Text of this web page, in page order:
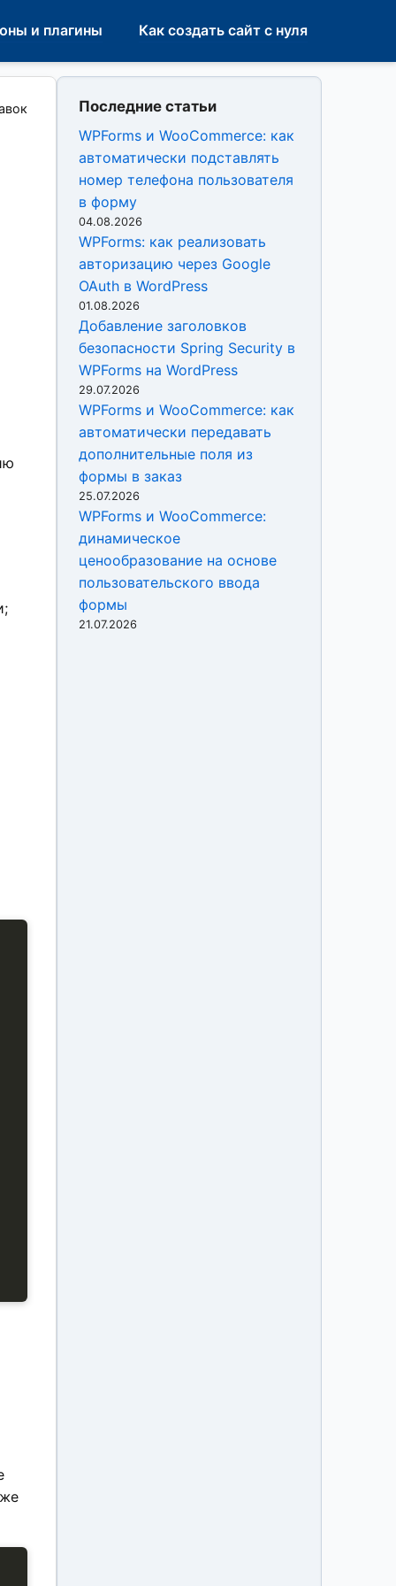
и плагины Как создать сайт с нуля
Последние статьи
WPForms и WooCommerce: как
автоматически подставлять
номер телефона пользователя
в форму
04.08.2026
WPForms: как реализовать
авторизацию через Google
OAuth в WordPress
01.08.2026
Добавление заголовков
безопасности Spring Security в
WPForms на WordPress
29.07.2026
WPForms и WooCommerce: как
автоматически передавать
дополнительные поля из
формы в заказ
25.07.2026
WPForms и WooCommerce:
динамическое
ценообразование на основе
пользовательского ввода
формы
21.07.2026